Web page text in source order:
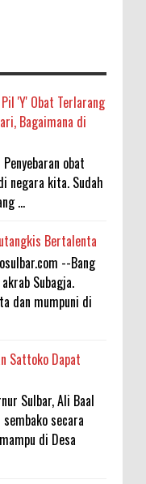
'Y' Obat Terlarang
Bagaimana di
obat
negara kita. Sudah
...
Bertalenta
--Bang
Subagja.
dan mumpuni di
Sattoko Dapat
Sulbar, Ali Baal
secara
di Desa